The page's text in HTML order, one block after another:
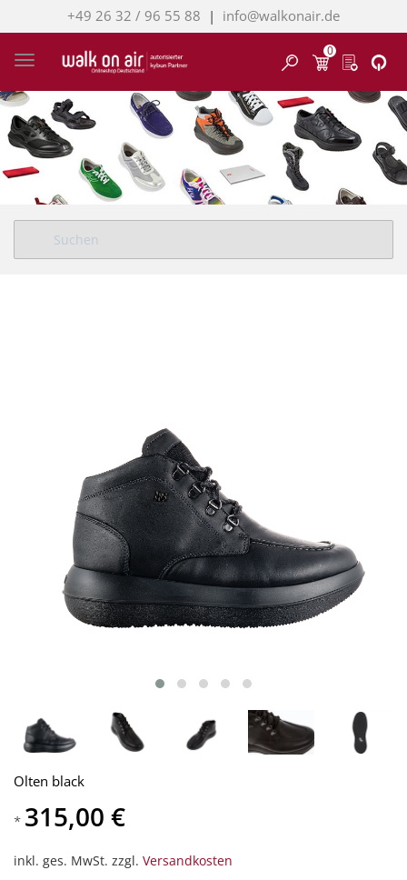
+49 26 32 / 96 55 88 | info@walkonair.de
Toggle navigation Finden
0
Olten black
* 315,00 €
inkl. ges. MwSt. zzgl. Versandkosten